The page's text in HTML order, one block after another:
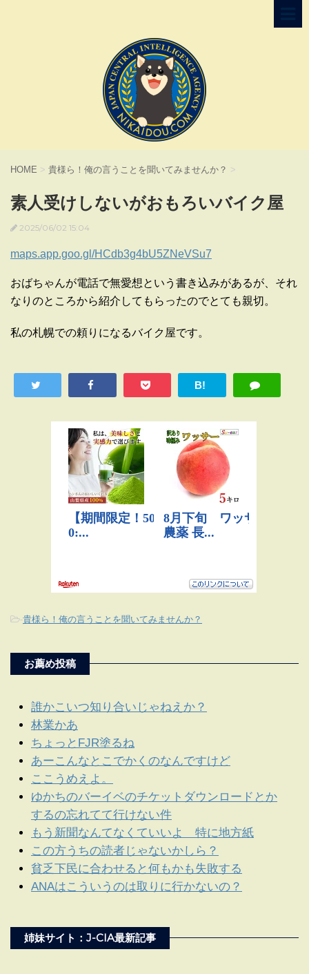
HOME > 貴様ら！俺の言うことを聞いてみませんか？ >
素人受けしないがおもろいバイク屋
2025/06/02 15:04
maps.app.goo.gl/HCdb3g4bU5ZNeVSu7
おばちゃんが電話で無愛想という書き込みがあるが、それ
なりのところから紹介してもらったのでとても親切。
私の札幌での頼りになるバイク屋です。
B!
-貴様ら！俺の言うことを聞いてみませんか？
お薦め投稿
誰かこいつ知り合いじゃねえか？
林業かあ
ちょっとFJR塗るね
あーこんなとこでかくのなんですけど
ここうめえよ。
ゆかちのバーイベのチケットダウンロードとか
するの忘れてて行けない件
もう新聞なんてなくていいよ 特に地方紙
この方うちの読者じゃないかしら？
貧乏下民に合わせると何もかも失敗する
ANAはこういうのは取りに行かないの？
姉妹サイト：J-CIA最新記事